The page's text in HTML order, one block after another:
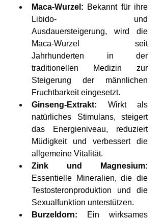
Maca-Wurzel: Bekannt für ihre
Libido- und
Ausdauersteigerung, wird die
Maca-Wurzel seit
Jahrhunderten in der
traditionellen Medizin zur
Steigerung der männlichen
Fruchtbarkeit eingesetzt.
Ginseng-Extrakt: Wirkt als
natürliches Stimulans, steigert
das Energieniveau, reduziert
Müdigkeit und verbessert die
allgemeine Vitalität.
Essentielle Mineralien, die die
Testosteronproduktion und die
Sexualfunktion unterstützen.
Burzeldorn:
Ein wirksames